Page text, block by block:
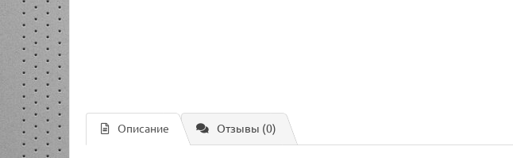
Описание Отзывы (0)